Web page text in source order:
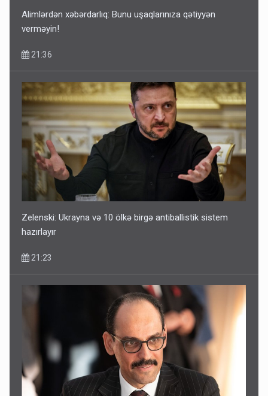
Alimlərdən xəbərdarlıq: Bunu uşaqlarınıza qətiyyən
verməyin!
21:36
Zelenski: Ukrayna və 10 ölkə birgə antiballistik sistem
hazırlayır
21:23